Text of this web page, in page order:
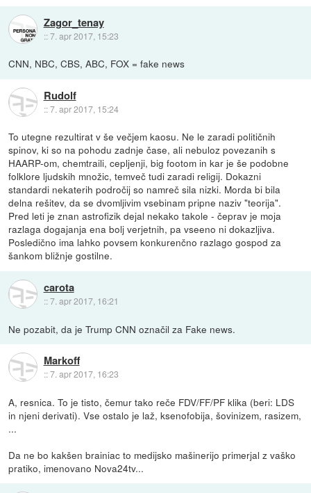
Zagor_tenay
::7. apr 2017, 15:23
CNN, NBC, CBS, ABC, FOX = fake news
Rudolf
::7. apr 2017, 15:24
To utegne rezultirat v še večjem kaosu. Ne le zaradi političnih
spinov, ki so na pohodu zadnje čase, ali nebuloz povezanih s
HAARP-om, chemtraili, cepljenji, big footom in kar je še podobne
folklore ljudskih množic, temveč tudi zaradi religij. Dokazni
standardi nekaterih področij so namreč sila nizki. Morda bi bila
delna rešitev, da se dvomljivim vsebinam pripne naziv "teorija".
Pred leti je znan astrofizik dejal nekako takole - čeprav je moja
razlaga dogajanja ena bolj verjetnih, pa vseeno ni dokazljiva.
Posledično ima lahko povsem konkurenčno razlago gospod za
šankom bližnje gostilne.
carota
::7. apr 2017, 16:21
Ne pozabit, da je Trump CNN označil za Fake news.
Markoff
::7. apr 2017, 16:23
A, resnica. To je tisto, čemur tako reče FDV/FF/PF klika (beri: LDS
in njeni derivati). Vse ostalo je laž, ksenofobija, šovinizem, rasizem,
...
Da ne bo kakšen brainiac to medijsko mašinerijo primerjal z vaško
pratiko, imenovano Nova24tv...